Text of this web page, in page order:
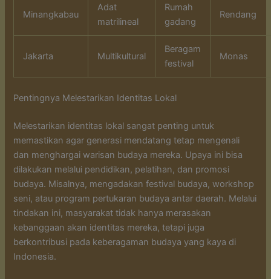
Minangkabau
Adat
matrilineal
Rumah
gadang
Rendang
Jakarta Multikultural
Beragam
festival
Monas
Pentingnya Melestarikan Identitas Lokal
Melestarikan identitas lokal sangat penting untuk
memastikan agar generasi mendatang tetap mengenali
dan menghargai warisan budaya mereka. Upaya ini bisa
dilakukan melalui pendidikan, pelatihan, dan promosi
budaya. Misalnya, mengadakan festival budaya, workshop
seni, atau program pertukaran budaya antar daerah. Melalui
tindakan ini, masyarakat tidak hanya merasakan
kebanggaan akan identitas mereka, tetapi juga
berkontribusi pada keberagaman budaya yang kaya di
Indonesia.